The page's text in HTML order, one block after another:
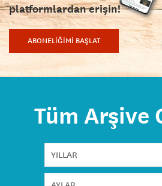
platformlardan erişin!
ABONELİĞİMİ BAŞLAT
Tüm Arşive